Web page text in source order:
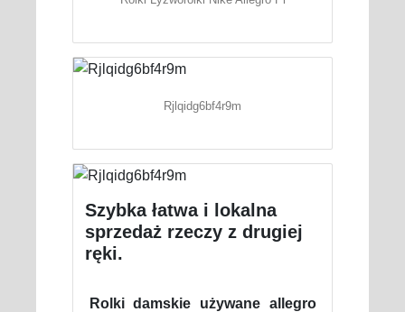
Rjlqidg6bf4r9m
Szybka łatwa i lokalna
sprzedaż rzeczy z drugiej
ręki.
Rolki damskie używane allegro